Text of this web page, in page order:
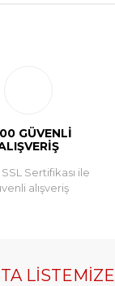
GÜVENLİ
Sertifikası ile
alışveriş
LİSTEMİZE